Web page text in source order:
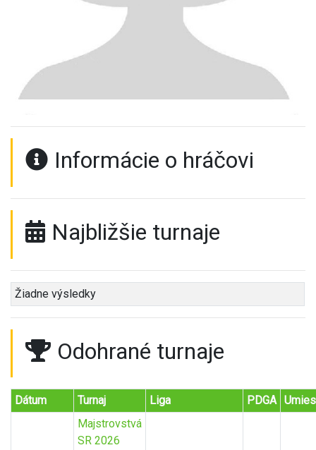
Informácie o hráčovi
Najbližšie turnaje
Žiadne výsledky
Odohrané turnaje
Dátum Turnaj Liga PDGA
Majstrovstvá
SR 2026